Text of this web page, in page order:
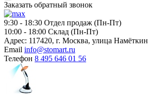
Заказать обратный звонок
9:30 - 18:30 Отдел продаж (Пн-Пт)
10:00 - 18:00 Склад (Пн-Пт)
Адрес: 117420, г. Москва, улица
Email info@stomart.ru
Телефон 8 495 646 01 56